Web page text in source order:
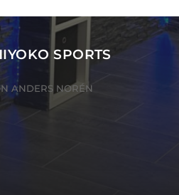
SPORTS
ANDERS NORÉN